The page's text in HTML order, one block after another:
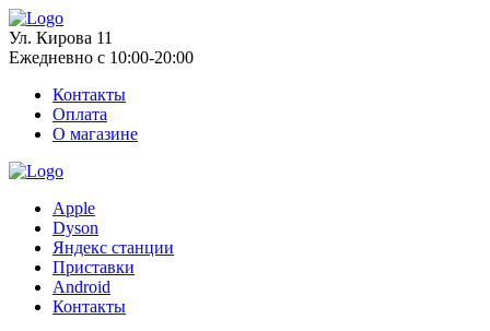
Ул. Кирова 11
Ежедневно с 10:00-20:00
Контакты
Оплата
О магазине
Apple
Dyson
Яндекс станции
Приставки
Android
Контакты